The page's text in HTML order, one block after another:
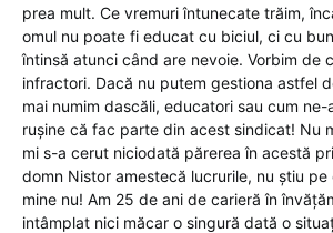
prea mult. Ce vremuri întunecate trăim,
omul nu poate fi educat cu biciul, ci cu
întinsă atunci când are nevoie. Vorbim de
infractori. Dacă nu putem gestiona astfel
mai numim dascăli, educatori sau cum ne-
rușine că fac parte din acest sindicat! Nu
mi s-a cerut niciodată părerea în acestă
domn Nistor amestecă lucrurile, nu știu
mine nu! Am 25 de ani de carieră în
intâmplat nici măcar o singură dată o